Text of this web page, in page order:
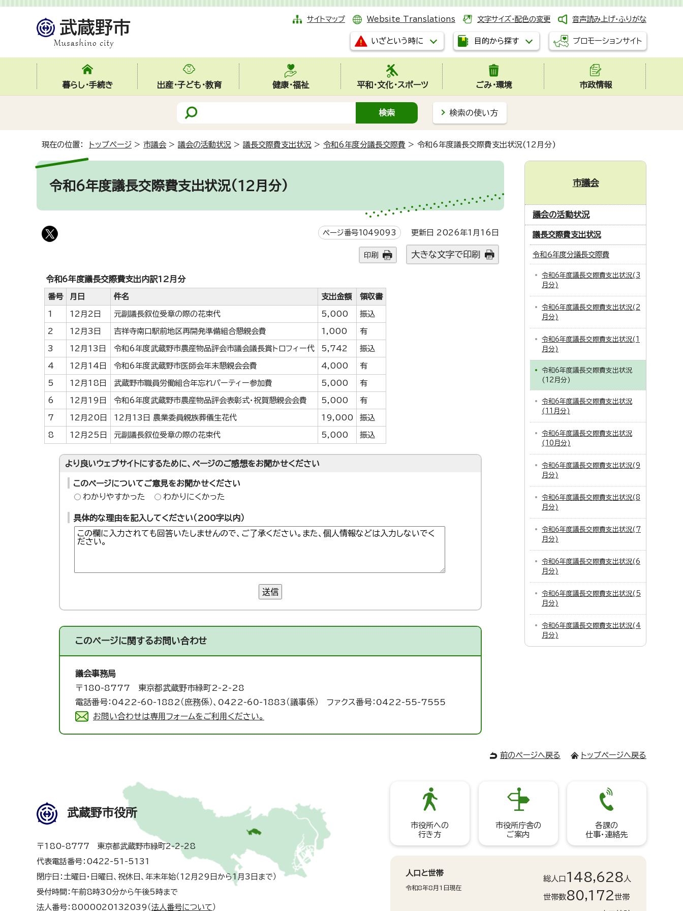
サイトマップ Website Translations 文字サイズ・配色の変更 音声読み上げ・ふりがな
いざという時に 目的から探す プロモーションサイト
暮らし・手続き 出産・子ども・教育 健康・福祉 平和・文化・スポーツ ごみ・環境 市政情報
検索の使い方
現在の位置： トップページ > 市議会 > 議会の活動状況 > 議長交際費支出状況 > 令和6年度分議長交際費 > 令和6年度議長交際費支出状況(12月分)
令和6年度議長交際費支出状況(12月分)
ページ番号1049093 更新日 2026年1月16日
印刷 大きな文字で印刷
令和6年度議長交際費支出内訳12月分
番号 月日 件名 支出金額 領収書
1 12月2日 元副議長叙位受章の際の花束代 5,000 振込
2 12月3日 吉祥寺南口駅前地区再開発準備組合懇親会費 1,000 有
3 12月13日 令和6年度武蔵野市農産物品評会市議会議長賞トロフィー代 5,742 振込
4 12月14日 令和6年度武蔵野市医師会年末懇親会会費 4,000 有
5 12月18日 武蔵野市職員労働組合年忘れパーティー参加費 5,000 有
6 12月19日 令和6年度武蔵野市農産物品評会表彰式・祝賀懇親会会費 5,000 有
7 12月20日 12月13日 農業委員親族葬儀生花代 19,000 振込
8 12月25日 元副議長叙位受章の際の花束代 5,000 振込
より良いウェブサイトにするために、ページのご感想をお聞かせください
このページについてご意見をお聞かせください
わかりやすかった
わかりにくかった
具体的な理由を記入してください（200字以内）
送信
このページに関するお問い合わせ
議会事務局
〒180-8777 東京都武蔵野市緑町2-2-28
電話番号：0422-60-1882（庶務係）、0422-60-1883（議事係） ファクス番号：0422-55-7555
お問い合わせは専用フォームをご利用ください。
市議会
議会の活動状況
議長交際費支出状況
令和6年度分議長交際費
令和6年度議長交際費支出状況(3
月分)
令和6年度議長交際費支出状況(2
月分)
令和6年度議長交際費支出状況(1
月分)
令和6年度議長交際費支出状況
(12月分)
令和6年度議長交際費支出状況
(11月分)
令和6年度議長交際費支出状況
(10月分)
令和6年度議長交際費支出状況(9
月分)
令和6年度議長交際費支出状況(8
月分)
令和6年度議長交際費支出状況(7
月分)
令和6年度議長交際費支出状況(6
月分)
令和6年度議長交際費支出状況(5
月分)
令和6年度議長交際費支出状況(4
月分)
前のページへ戻る トップページへ戻る
武蔵野市役所
〒180-8777 東京都武蔵野市緑町2-2-28
代表電話番号：0422-51-5131
閉庁日：土曜日・日曜日、祝休日、年末年始（12月29日から1月3日まで）
受付時間：午前8時30分から午後5時まで
法人番号：8000020132039（ 法人番号について ）
市役所への
行き方
市役所庁舎の
ご案内
各課の
仕事・連絡先
人口と世帯
令和8年8月1日現在
総人口 148,628 人
世帯数80,172世帯